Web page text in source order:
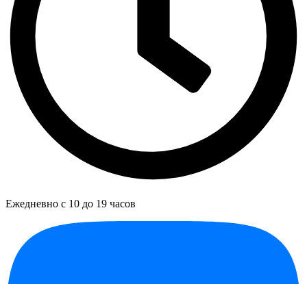
Ежедневно с 10 до 19 часов